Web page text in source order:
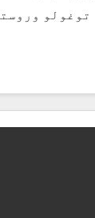
توغولو